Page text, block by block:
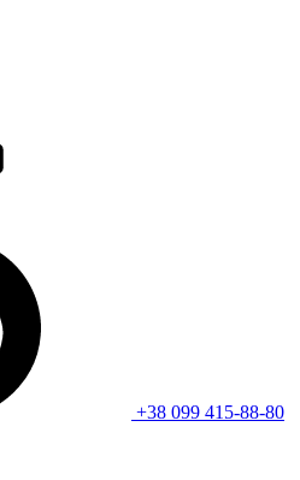
+38 099 415-88-80